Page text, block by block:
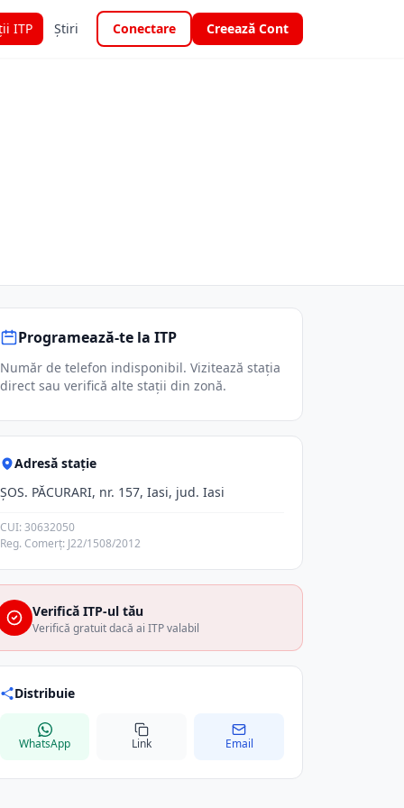
ITP Știri Conectare Creează Cont
Programează-te la ITP
Număr de telefon indisponibil. Vizitează stația
direct sau verifică alte stații din zonă.
Adresă stație
ŞOS. PĂCURARI, nr. 157, Iasi, jud. Iasi
CUI: 30632050
Reg. Comerț: J22/1508/2012
Verifică ITP-ul tău
Verifică gratuit dacă ai ITP valabil
Distribuie
WhatsApp Link Email